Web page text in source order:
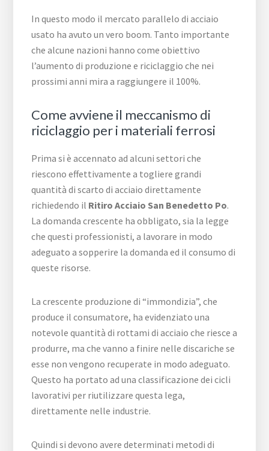
In questo modo il mercato parallelo di acciaio
usato ha avuto un vero boom. Tanto importante
che alcune nazioni hanno come obiettivo
l’aumento di produzione e riciclaggio che nei
prossimi anni mira a raggiungere il 100%.
Come avviene il meccanismo di
riciclaggio per i materiali ferrosi
Prima si è accennato ad alcuni settori che
riescono effettivamente a togliere grandi
quantità di scarto di acciaio direttamente
richiedendo il Ritiro Acciaio San Benedetto Po.
La domanda crescente ha obbligato, sia la legge
che questi professionisti, a lavorare in modo
adeguato a sopperire la domanda ed il consumo di
queste risorse.
La crescente produzione di “immondizia”, che
produce il consumatore, ha evidenziato una
notevole quantità di rottami di acciaio che riesce a
produrre, ma che vanno a finire nelle discariche se
esse non vengono recuperate in modo adeguato.
Questo ha portato ad una classificazione dei cicli
lavorativi per riutilizzare questa lega,
direttamente nelle industrie.
Quindi si devono avere determinati metodi di